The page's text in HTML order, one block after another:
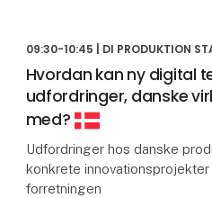
09:30-10:45 | DI PRODUKTION
Hvordan kan ny digital
udfordringer, danske
med?
Udfordringer hos danske
konkrete
forretningen